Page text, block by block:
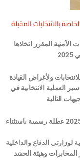
بالانتخابات المقبلة
المقرر اتخاذها
ولأغراض القيادة
العملية الانتخابية في
العطلة الرسمية: يكون يوم الاقتراع العام 2025/11/11 عطلة رسمية باستثناء
لوزارتي الدفاع والداخلية
وهيئة الحشد